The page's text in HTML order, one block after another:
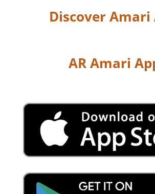
Discover Amari
AR Amari